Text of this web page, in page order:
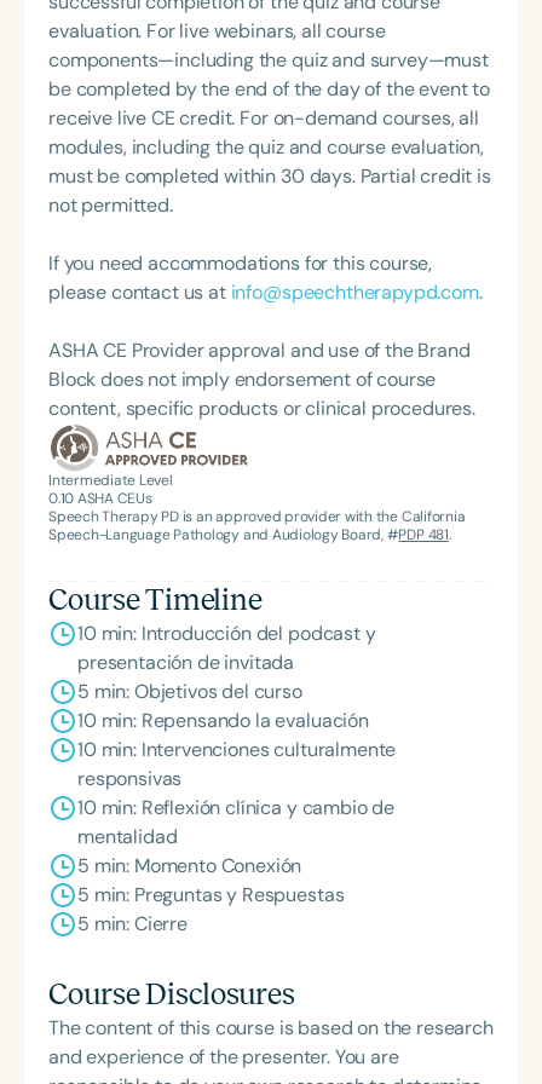
the Outreach Program Director at a non-profit
organization where she coordinates hearing, vision,
and speech and language screenings for
preschools and Head Start centers for more than
1,000 children every year. Damaris enjoys working
with infants, toddlers, and Autistic children. She
believes that early intervention is the key. Every
year, she provides training for teachers and
Autism, and Language development. In 2023,
Damaris was invited by the Office of Head Start in
Summit as a panelist and presenter discussing
Adverse Childhood Experiences (ACEs). Damaris
enjoys building relationships with her clients and
their families and wishes to promote a rich learning
environment.
equitable speech and language services for
diverse and underserved populations. Deeply
committed to equity and inclusion in
communication sciences and disorders, Paula is
passionate about training future clinicians and
advancing adult learning through reflective
supervision and leadership development. Her work
to support children and families from culturally
and linguistically diverse backgrounds.
evaluation. For live webinars, all course
components—including the quiz and survey—must
be completed by the end of the day of the event to
receive live CE credit. For on-demand courses, all
modules, including the quiz and course evaluation,
must be completed within 30 days. Partial credit is
not permitted.
If you need accommodations for this course,
please contact us at info@speechtherapypd.com.
ASHA CE Provider approval and use of the Brand
Block does not imply endorsement of course
content, specific products or clinical procedures.
Intermediate Level
0.10ASHA CEUs
Speech Therapy PD is an approved provider with the California
Speech-Language Pathology and Audiology Board, #PDP 481.
Course Timeline
10 min: Introducción del podcast y
presentación de invitada
5 min: Objetivos del curso
10 min: Repensando la evaluación
10 min: Intervenciones culturalmente
responsivas
10 min: Reflexión clínica y cambio de
mentalidad
5 min: Momento Conexión
5 min: Preguntas y Respuestas
5 min: Cierre
Course Disclosures
The content of this course is based on the research
and experience of the presenter. You are